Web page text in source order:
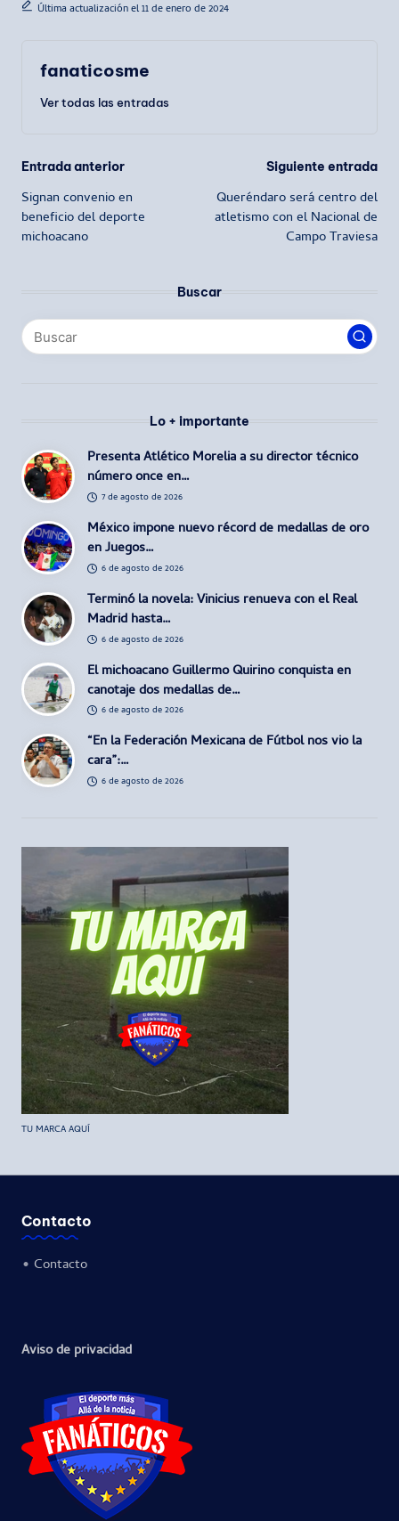
Última actualización el 11 de enero de 2024
fanaticosme
Ver todas las entradas
Navegación
de
entradas
Entrada anterior
Signan convenio en
beneficio del deporte
michoacano
Siguiente entrada
Queréndaro será centro del
atletismo con el Nacional de
Campo Traviesa
Buscar
Lo + importante
Presenta Atlético Morelia a su director técnico
número once en…
7 de agosto de 2026
México impone nuevo récord de medallas de oro
en Juegos…
6 de agosto de 2026
Terminó la novela: Vinicius renueva con el Real
Madrid hasta…
6 de agosto de 2026
El michoacano Guillermo Quirino conquista en
canotaje dos medallas de…
6 de agosto de 2026
“En la Federación Mexicana de Fútbol nos vio la
cara”:…
6 de agosto de 2026
TU MARCA AQUÍ
Contacto
• Contacto
Aviso de privacidad